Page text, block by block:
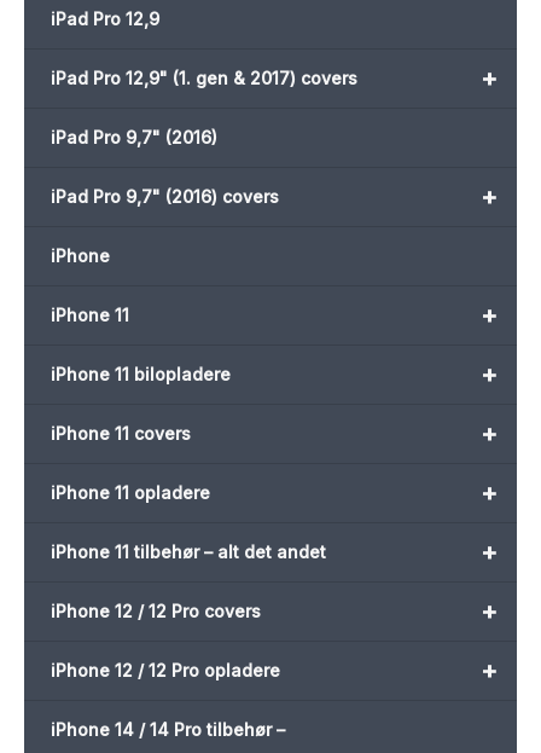
iPad Pro 12,9
+
iPad Pro 12,9" (1. gen & 2017) covers
iPad Pro 9,7" (2016)
+
iPad Pro 9,7" (2016) covers
iPhone
+
iPhone 11
+
iPhone 11 bilopladere
+
iPhone 11 covers
+
iPhone 11 opladere
+
iPhone 11 tilbehør – alt det andet
+
iPhone 12 / 12 Pro covers
+
iPhone 12 / 12 Pro opladere
iPhone 14 / 14 Pro tilbehør –